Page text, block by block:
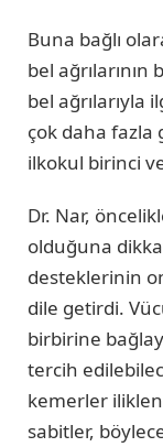
Buna bağlı
bel ağrılarının
bel ağrılarıyla
çok daha fazla
ilkokul birinci
Dr. Nar,
olduğuna
desteklerinin
dile getirdi.
birbirine
tercih
kemerler
sabitler,